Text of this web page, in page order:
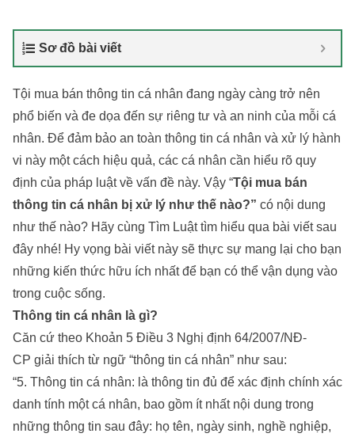
Sơ đồ bài viết
Tội mua bán thông tin cá nhân đang ngày càng trở nên
phổ biến và đe dọa đến sự riêng tư và an ninh của mỗi cá
nhân. Để đảm bảo an toàn thông tin cá nhân và xử lý hành
vi này một cách hiệu quả, các cá nhân cần hiểu rõ quy
định của pháp luật về vấn đề này. Vậy “Tội mua bán
thông tin cá nhân bị xử lý như thế nào?” có nội dung
như thế nào? Hãy cùng Tìm Luậttìm hiểu qua bài viết sau
đây nhé! Hy vọng bài viết này sẽ thực sự mang lại cho bạn
những kiến thức hữu ích nhất để bạn có thể vận dụng vào
trong cuộc sống.
Thông tin cá nhân là gì?
Căn cứ theo Khoản 5 Điều 3 Nghị định 64/2007/NĐ-
CP giải thích từ ngữ “thông tin cá nhân” như sau:
“5. Thông tin cá nhân: là thông tin đủ để xác định chính xác
danh tính một cá nhân, bao gồm ít nhất nội dung trong
những thông tin sau đây: họ tên, ngày sinh, nghề nghiệp,